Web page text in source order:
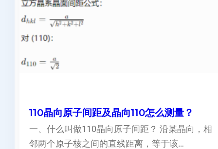
110晶向原子间距及晶向110怎么测量？
一、什么叫做110晶向原子间距？ 沿某晶向，相
邻两个原子核之间的直线距离，等于该…